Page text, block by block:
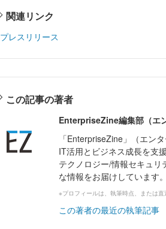
関連リンク
プレスリリース
この記事の著者
EnterpriseZine編集部（エ
「EnterpriseZine」（エン
IT活用とビジネス成長を支
テクノロジー/情報セキュ
な情報をお届けしています。
※プロフィールは、執筆時点、または
この著者の最近の執筆記事